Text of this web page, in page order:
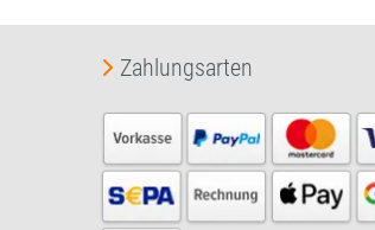
Zahlungsarten